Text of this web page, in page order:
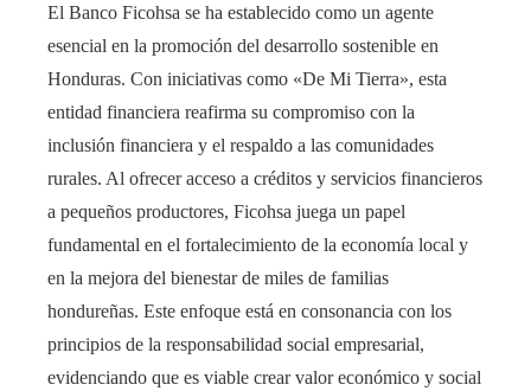
El Banco Ficohsa se ha establecido como un agente
esencial en la promoción del desarrollo sostenible en
Honduras. Con iniciativas como «De Mi Tierra», esta
entidad financiera reafirma su compromiso con la
inclusión financiera y el respaldo a las comunidades
rurales. Al ofrecer acceso a créditos y servicios financieros
a pequeños productores, Ficohsa juega un papel
fundamental en el fortalecimiento de la economía local y
en la mejora del bienestar de miles de familias
hondureñas. Este enfoque está en consonancia con los
principios de la responsabilidad social empresarial,
evidenciando que es viable crear valor económico y social